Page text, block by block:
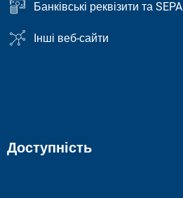
Банківські реквізити та SEPA
Інші веб-сайти
Доступність